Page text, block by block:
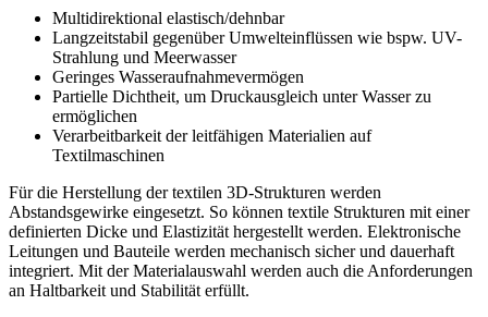
Multidirektional elastisch/dehnbar
Langzeitstabil gegenüber Umwelteinflüssen wie bspw. UV-
Strahlung und Meerwasser
Geringes Wasseraufnahmevermögen
Partielle Dichtheit, um Druckausgleich unter Wasser zu
ermöglichen
Verarbeitbarkeit der leitfähigen Materialien auf
Textilmaschinen
Für die Herstellung der textilen 3D-Strukturen werden
Abstandsgewirke eingesetzt. So können textile Strukturen mit einer
definierten Dicke und Elastizität hergestellt werden. Elektronische
Leitungen und Bauteile werden mechanisch sicher und dauerhaft
integriert. Mit der Materialauswahl werden auch die Anforderungen
an Haltbarkeit und Stabilität erfüllt.